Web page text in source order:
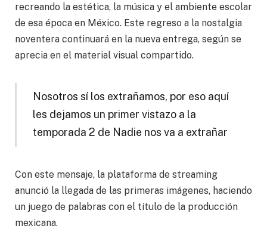
recreando la estética, la música y el ambiente escolar
de esa época en México. Este regreso a la nostalgia
noventera continuará en la nueva entrega, según se
aprecia en el material visual compartido.
Nosotros sí los extrañamos, por eso aquí
les dejamos un primer vistazo a la
temporada 2 de Nadie nos va a extrañar
Con este mensaje, la plataforma de streaming
anunció la llegada de las primeras imágenes, haciendo
un juego de palabras con el título de la producción
mexicana.